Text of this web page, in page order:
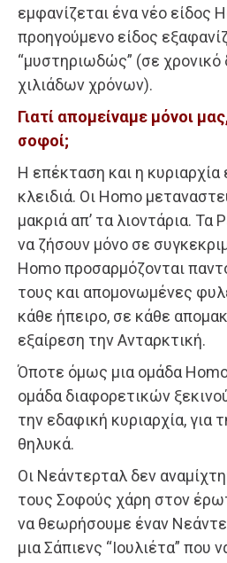
εμφανίζεται ένα νέο είδος
προηγούμενο είδος
“μυστηριωδώς” (σε χρονικό
χιλιάδων χρόνων).
Γιατί απομείναμε μόνοι
σοφοί;
Η επέκταση και η κυριαρχία
κλειδιά. Οι Homo
μακριά απ’ τα λιοντάρια. Τα
να ζήσουν μόνο σε
Homo προσαρμόζονται
τους και απομονωμένες
κάθε ήπειρο, σε κάθε
εξαίρεση την Ανταρκτική.
Όποτε όμως μια ομάδα
ομάδα διαφορετικών
την εδαφική κυριαρχία, για
θηλυκά.
Οι Νεάντερταλ δεν
τους Σοφούς χάρη στον
να θεωρήσουμε έναν
μια Σάπιενς “Ιουλιέτα” που